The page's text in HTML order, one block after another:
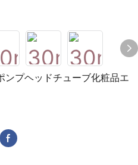
ンプヘッドチューブ化粧品エ